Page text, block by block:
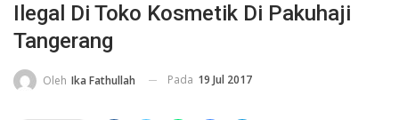
Ilegal Di Toko Kosmetik Di Pakuhaji
Tangerang
Oleh Ika Fathullah Pada 19 Jul 2017